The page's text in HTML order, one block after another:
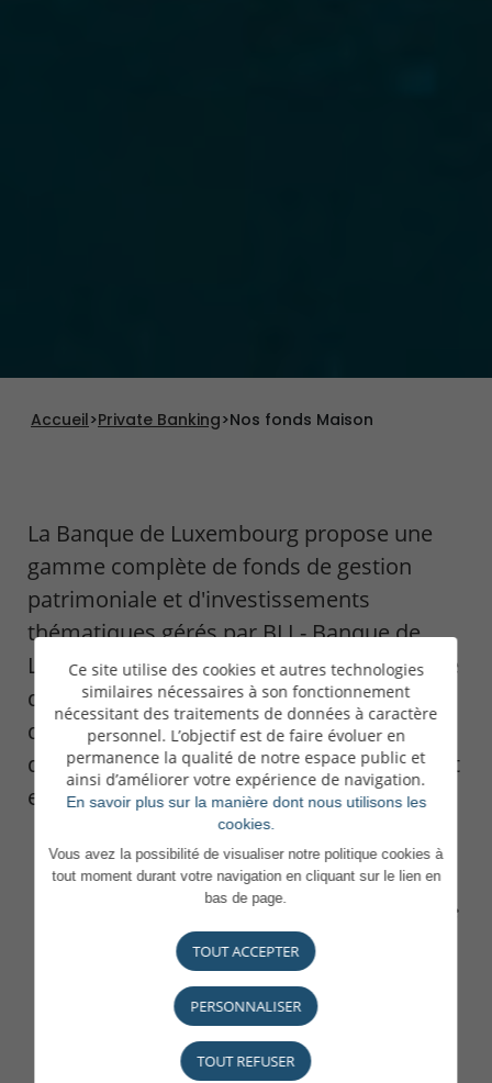
Accueil>Private Banking>Nos fonds Maison
La Banque de Luxembourg propose une
gamme complète de fonds de gestion
patrimoniale et d'investissements
thématiques gérés par BLI - Banque de
Luxembourg Investments. Notre approche
d'investissement repose sur des principes
durables, appliqués depuis près de 20 ans
de manière rigoureuse en faisant fi de tout
effet de mode.
Une approche réfléchie, résolument active
et qui s’appuie sur une expérience
des principes simples, des
éprouvés et une équipe pérenne.
Guy Wagner, Administrateur-Directeur de BLI - Banque de
Ce site utilise des cookies et autres technologies
similaires nécessaires à son fonctionnement
nécessitant des traitements de données à caractère
personnel. L’objectif est de faire évoluer en
permanence la qualité de notre espace public et
ainsi d’améliorer votre expérience de navigation.
En savoir plus sur la manière dont nous utilisons les
cookies.
Vous avez la possibilité de visualiser notre politique cookies à
tout moment durant votre navigation en cliquant sur le lien en
bas de page.
TOUT ACCEPTER
PERSONNALISER
TOUT REFUSER